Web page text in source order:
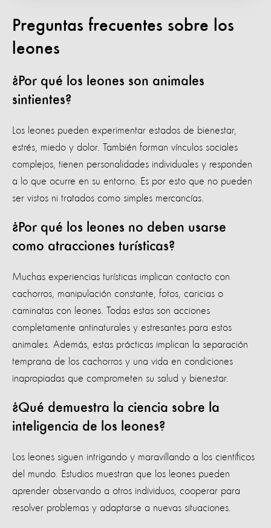
Preguntas frecuentes sobre los
leones
¿Por qué los leones son animales
sintientes?
Los leones pueden experimentar estados de bienestar,
estrés, miedo y dolor. También forman vínculos sociales
complejos, tienen personalidades individuales y responden
a lo que ocurre en su entorno. Es por esto que no pueden
ser vistos ni tratados como simples mercancías.
¿Por qué los leones no deben usarse
como atracciones turísticas?
Muchas experiencias turísticas implican contacto con
cachorros, manipulación constante, fotos, caricias o
caminatas con leones. Todas estas son acciones
completamente antinaturales y estresantes para estos
animales. Además, estas prácticas implican la separación
temprana de los cachorros y una vida en condiciones
inapropiadas que comprometen su salud y bienestar.
¿Qué demuestra la ciencia sobre la
inteligencia de los leones?
Los leones siguen intrigando y maravillando a los científicos
del mundo. Estudios muestran que los leones pueden
aprender observando a otros individuos, cooperar para
resolver problemas y adaptarse a nuevas situaciones.